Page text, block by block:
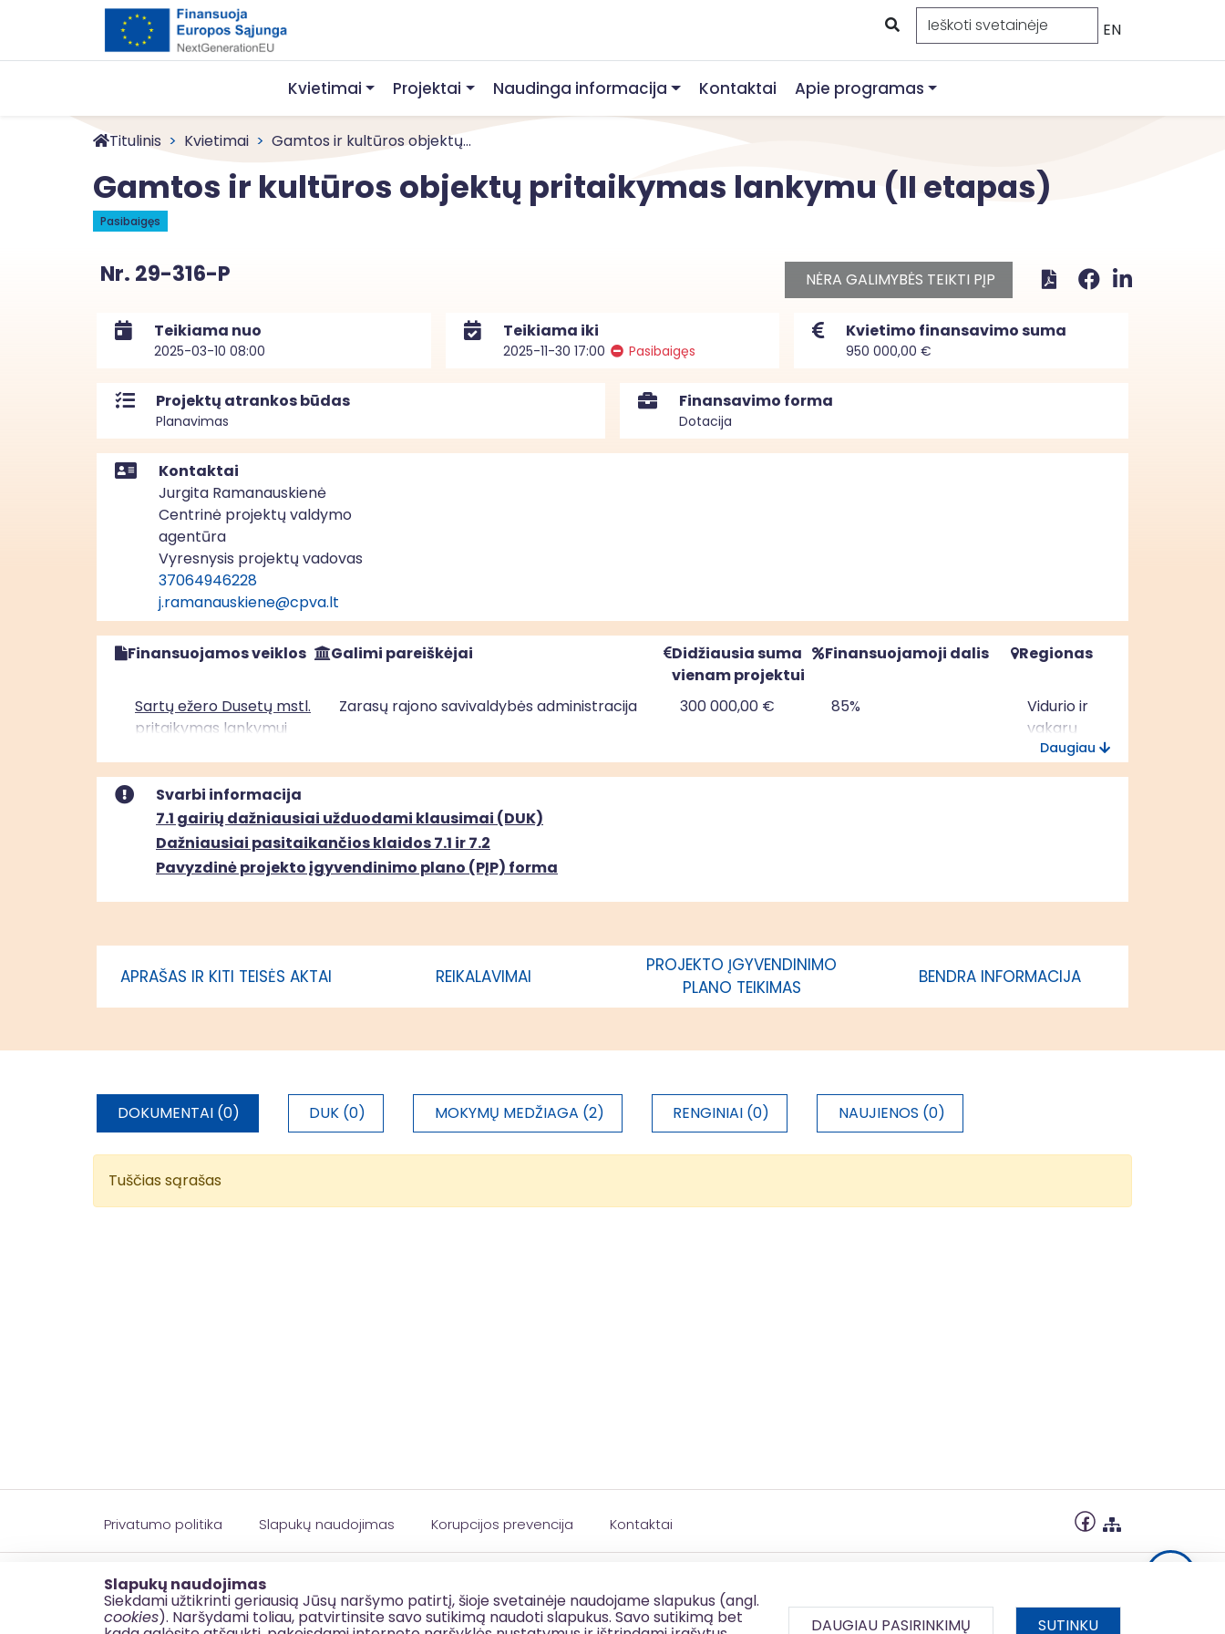
Slapukų naudojimas
Siekdami užtikrinti geriausią Jūsų naršymo patirtį, šioje svetainėje naudojame slapukus (angl.
cookies). Naršydami toliau, patvirtinsite savo sutikimą naudoti slapukus. Savo sutikimą bet DAUGIAU PASIRINKIMŲ SUTINKU
EN
Kvietimai Projektai Naudinga informacija Kontaktai Apie programas
Titulinis Kvietimai Gamtos ir kultūros objektų...
Gamtos ir kultūros objektų pritaikymas lankymu (II etapas)
Pasibaigęs
Nr. 29-316-P NĖRA GALIMYBĖS TEIKTI PĮP
Teikiama nuo
2025-03-10 08:00
Teikiama iki
2025-11-30 17:00 Pasibaigęs
Kvietimo finansavimo suma
950 000,00 €
Projektų atrankos būdas
Planavimas
Finansavimo forma
Dotacija
Kontaktai
Jurgita Ramanauskienė
Centrinė projektų valdymo
agentūra
Vyresnysis projektų vadovas
37064946228
j.ramanauskiene@cpva.lt
Finansuojamos veiklos Galimi pareiškėjai
Didžiausia suma
vienam projektui
Finansuojamoji dalis Regionas
Sartų ežero Dusetų mstl.
pritaikymas lankymui
Zarasų rajono savivaldybės administracija 300 000,00 € 85%
Vidurio ir
vakarų
Lietuvos
regionas
Antazavės dvaro
sodybos parko
pritaikymas lankymui
Zarasų rajono savivaldybės administracija
pritaikymas lankymui
vakarų
regionas
Daugiau
Svarbi informacija
7.1 gairių dažniausiai užduodami klausimai (DUK)
Dažniausiai pasitaikančios klaidos 7.1 ir 7.2
Pavyzdinė projekto įgyvendinimo plano (PĮP) forma
APRAŠAS IR KITI TEISĖS AKTAI REIKALAVIMAI
PROJEKTO ĮGYVENDINIMO
PLANO TEIKIMAS
BENDRA INFORMACIJA
DOKUMENTAI (0) DUK (0) MOKYMŲ MEDŽIAGA (2) RENGINIAI (0) NAUJIENOS (0)
Tuščias sąrašas
Privatumo politika Slapukų naudojimas Korupcijos prevencija Kontaktai
© 2026 esinvesticijos.lt